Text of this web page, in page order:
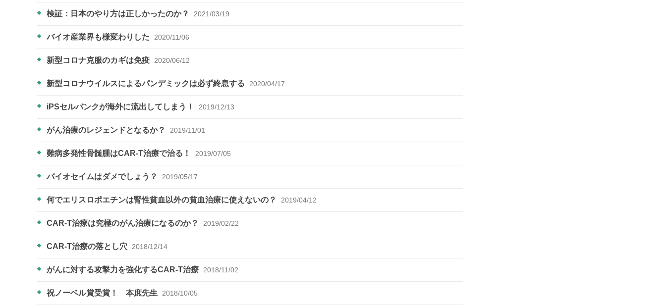
検証：日本のやり方は正しかったのか？ 2021/03/19
バイオ産業界も様変わりした 2020/11/06
新型コロナ克服のカギは免疫 2020/06/12
新型コロナウイルスによるパンデミックは必ず終息する 2020/04/17
iPSセルバンクが海外に流出してしまう！ 2019/12/13
がん治療のレジェンドとなるか？ 2019/11/01
難病多発性骨髄腫はCAR-T治療で治る！ 2019/07/05
バイオセイムはダメでしょう？ 2019/05/17
何でエリスロポエチンは腎性貧血以外の貧血治療に使えないの？ 2019/04/12
CAR-T治療は究極のがん治療になるのか？ 2019/02/22
CAR-T治療の落とし穴 2018/12/14
がんに対する攻撃力を強化するCAR-T治療 2018/11/02
祝ノーベル賞受賞！ 本庶先生 2018/10/05